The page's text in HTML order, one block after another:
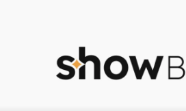
OMOGUĆI